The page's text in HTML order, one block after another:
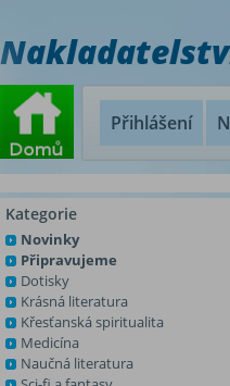
Přihlášení
Kategorie
Novinky
Připravujeme
Dotisky
Krásná literatura
Křesťanská spiritualita
Medicína
Naučná literatura